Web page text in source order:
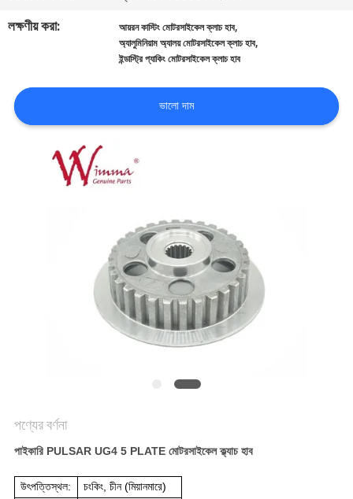
একটি
অনুরোধ
করুন
সাইটম্যাপ
লক্ষণীয় করা:
আয়রন কাস্টিং মোটরসাইকেল ক্লাচ হাব,
অ্যালুমিনিয়াম অ্যালয় মোটরসাইকেল ক্লাচ হাব,
ইন্ডাস্ট্রি প্যাকিং মোটরসাইকেল ক্লাচ হাব
ভালো দাম
পণ্যের বর্ণনা
পাইকারি PULSAR UG4 5 PLATE মোটরসাইকেল ক্ল্যাচ হাব
উৎপত্তিস্থল:
চংকিং, চীন (মিয়ানমারে)